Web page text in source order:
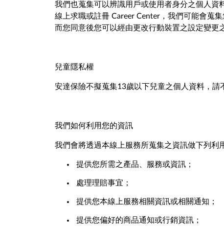
我們也蒐集可以辨識用戶或使用者身分之個人
線上求職或註冊 Career Center，我們可能會蒐
而您同意後您可以經由更改行動裝置之設定變更
兒童隱私權
安達保險不擬蒐集13歲以下兒童之個人資料，請
我們如何利用您的資訊
我們會將透過本線上服務所蒐集之資訊做下列利
提供您所需之產品、服務或資訊；
處理理賠事宜；
提供您本線上服務相關資訊或相關通知；
提供您偏好的商品通知或行銷資訊；